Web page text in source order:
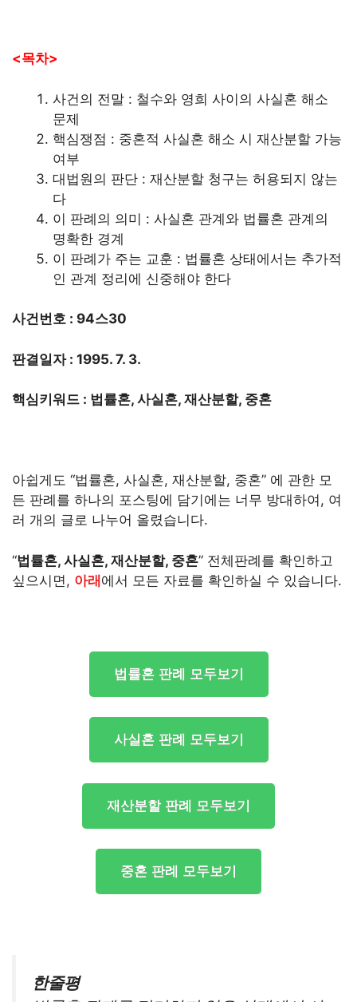
<목차>
사건의 전말 : 철수와 영희 사이의 사실혼 해소
문제
핵심쟁점 : 중혼적 사실혼 해소 시 재산분할 가능
여부
대법원의 판단 : 재산분할 청구는 허용되지 않는
다
이 판례의 의미 : 사실혼 관계와 법률혼 관계의
명확한 경계
이 판례가 주는 교훈 : 법률혼 상태에서는 추가적
인 관계 정리에 신중해야 한다
사건번호 : 94스30
판결일자 : 1995. 7. 3.
핵심키워드 : 법률혼, 사실혼, 재산분할, 중혼
아쉽게도 “법률혼, 사실혼, 재산분할, 중혼” 에 관한 모
든 판례를 하나의 포스팅에 담기에는 너무 방대하여, 여
러 개의 글로 나누어 올렸습니다.
“법률혼, 사실혼, 재산분할, 중혼” 전체판례를 확인하고
싶으시면, 아래에서 모든 자료를 확인하실 수 있습니다.
법률혼 판례 모두보기
사실혼 판례 모두보기
재산분할 판례 모두보기
중혼 판례 모두보기
한줄평